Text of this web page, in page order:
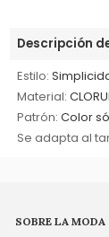
Descripción
Estilo:
Material:
Patrón: Color
Se adapta al
SOBRE LA MODA